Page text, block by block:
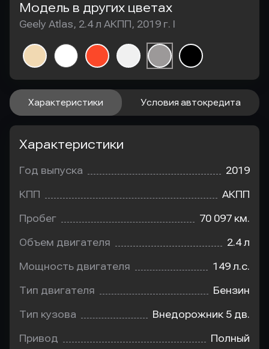
Модель в других цветах
Geely Atlas, 2.4 л АКПП, 2019 г. I
Характеристики Условия автокредита
Характеристики
Год выпуска 2019
КПП АКПП
Пробег 70 097 км.
Объем двигателя 2.4 л
Мощность двигателя 149 л.с.
Тип двигателя Бензин
Тип кузова Внедорожник 5 дв.
Привод Полный